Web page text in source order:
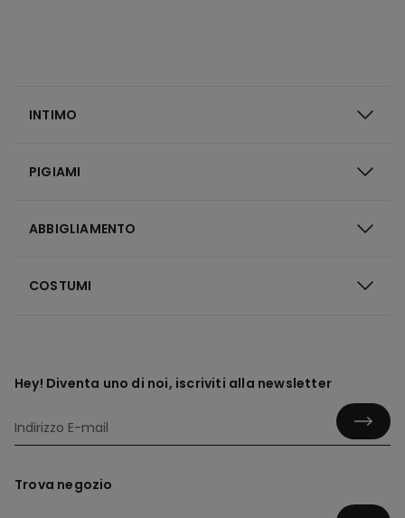
INTIMO
PIGIAMI
ABBIGLIAMENTO
COSTUMI
Hey! Diventa uno di noi, iscriviti alla newsletter
Trova negozio